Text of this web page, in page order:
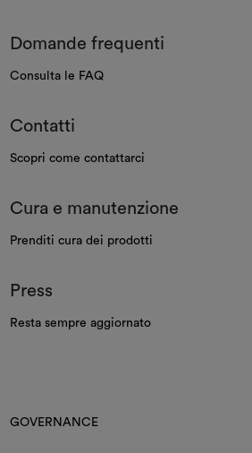
Domande frequenti
Consulta le FAQ
Contatti
Scopri come contattarci
Cura e manutenzione
Prenditi cura dei prodotti
Press
Resta sempre aggiornato
GOVERNANCE